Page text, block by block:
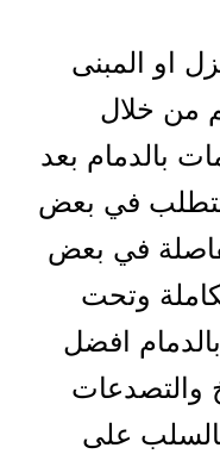
او المبنى
من خلال
بالدمام بعد
تتطلب في بعض
في بعض
وتحت
افضل
والتصدعات
على